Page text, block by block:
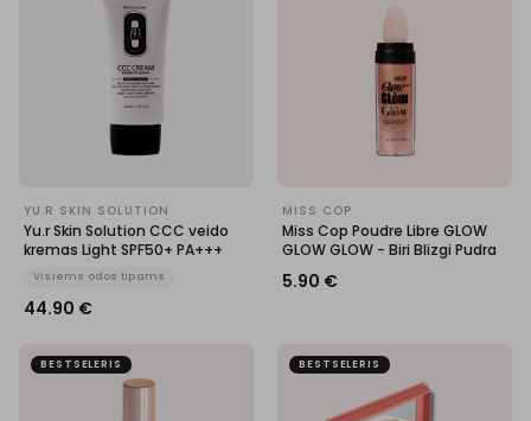
YU.R SKIN SOLUTION
Yu.r Skin Solution CCC veido
kremas Light SPF50+ PA+++
Visiems odos tipams
44.90 €
MISS COP
Miss Cop Poudre Libre GLOW
GLOW GLOW - Biri Blizgi Pudra
5.90 €
BESTSELERIS BESTSELERIS